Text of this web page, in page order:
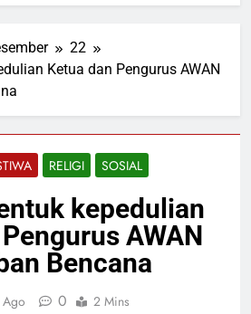
22
Ketua dan Pengurus AWAN
RELIGI SOSIAL
kepedulian
AWAN
Bencana
Ago 0 2 Mins